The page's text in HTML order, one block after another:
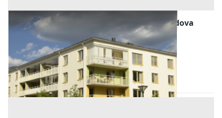
Abitazione di Tipo Economico all'asta a Padova
Ospedaletto Euganeo (Padova)
Offerta minima
10.500 € 14.000 €
Codice asta: AI3956802
Asta chiusa